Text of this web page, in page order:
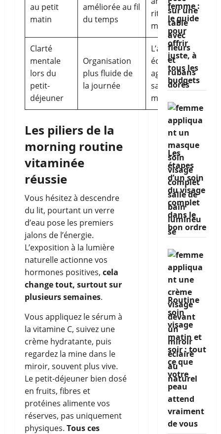
au petit
matin
améliorée au fil
du temps
rituels
matinaux
Clarté
mentale
lors du
petit-
déjeuner
Organisation
plus fluide de
la journée
L’alimentation
équilibrée
agit sur la
satiété et la
mémoire
Les piliers de la
morning routine
vitaminée
réussie
Vous hésitez à descendre
du lit, pourtant un verre
d’eau pose les premiers
jalons de l’énergie.
L’exposition à la lumière
naturelle actionne vos
hormones positives, cela
change tout, surtout sur
plusieurs semaines.
Vous appliquez le sérum à
la vitamine C, suivez une
crème hydratante, puis
regardez la mine dans le
miroir, souvent plus vive.
Le petit-déjeuner bien dosé
en fruits, fibres et
protéines alimente vos
réserves, pas uniquement
physiques. Tous ces
femme :
le guide
pour
offrir
juste, à
tous les
budgets
Les
étapes
d’un soin
du visage
complet
dans le
bon ordre
Routine
soin
visage
matin et
soir : tout
ce que
votre
peau
attend
vraiment
de vous